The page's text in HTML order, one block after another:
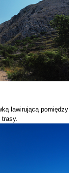
lawirującą pomiędzy
trasy.